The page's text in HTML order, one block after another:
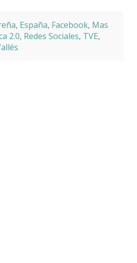
, España, Facebook, Mas
2.0, Redes Sociales, TVE,